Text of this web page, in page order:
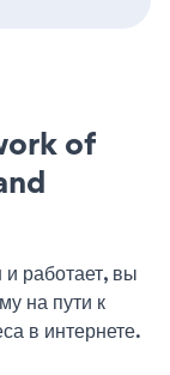
of
работает, вы
на пути к
в интернете.